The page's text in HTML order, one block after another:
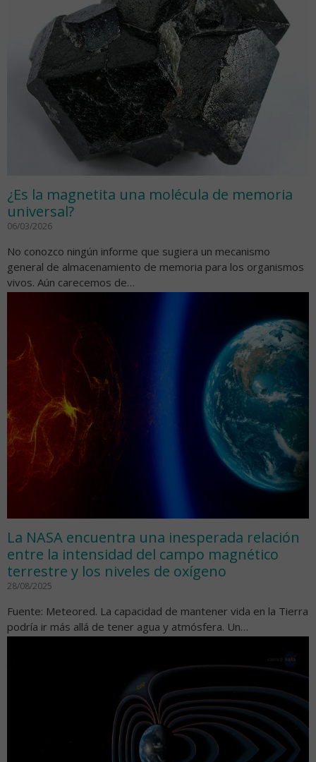
¿Es la magnetita una molécula de memoria
universal?
06/03/2026
No conozco ningún informe que sugiera un mecanismo
general de almacenamiento de memoria para los organismos
vivos. Aún carecemos de…
La NASA encuentra una inesperada relación
entre la intensidad del campo magnético
terrestre y los niveles de oxígeno
28/08/2025
Fuente: Meteored. La capacidad de mantener vida en la Tierra
podría ir más allá de tener agua y atmósfera. Un…